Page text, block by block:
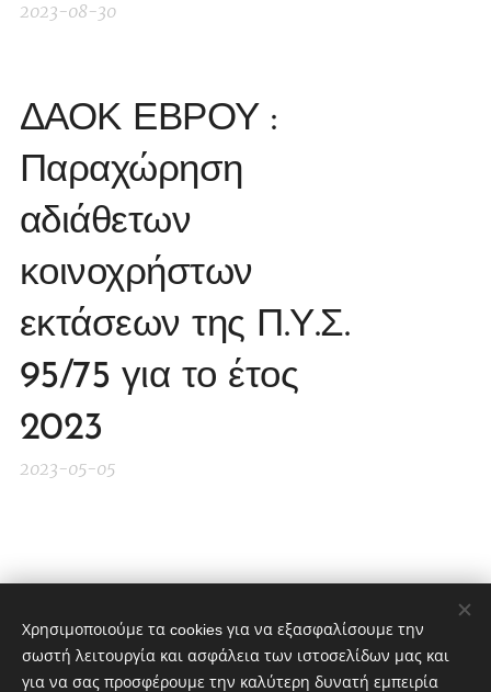
2023-08-30
ΔΑΟΚ ΕΒΡΟΥ :
Παραχώρηση
αδιάθετων
κοινοχρήστων
εκτάσεων της Π.Υ.Σ.
95/75 για το έτος
2023
2023-05-05
Χρησιμοποιούμε τα cookies για να εξασφαλίσουμε την
σωστή λειτουργία και ασφάλεια των ιστοσελίδων μας και
για να σας προσφέρουμε την καλύτερη δυνατή εμπειρία